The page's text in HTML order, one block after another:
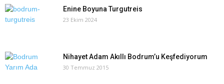
Enine Boyuna Turgutreis
23 Ekim 2024
Nihayet Adam Akıllı Bodrum’u Keşfediyorum
30 Temmuz 2015